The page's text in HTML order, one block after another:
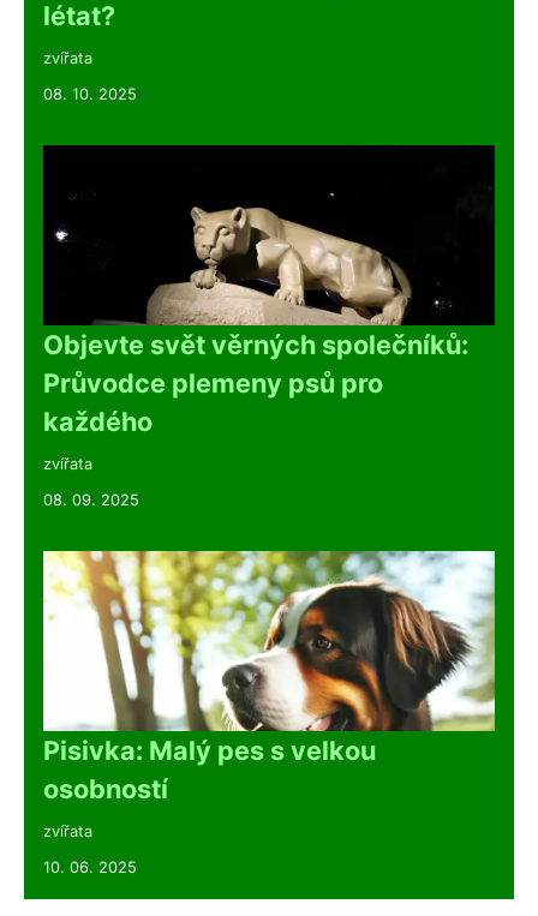
létat?
zvířata
08. 10. 2025
Objevte svět věrných společníků:
Průvodce plemeny psů pro
každého
zvířata
08. 09. 2025
Pisivka: Malý pes s velkou
osobností
zvířata
10. 06. 2025